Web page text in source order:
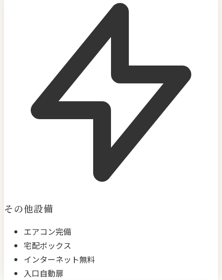
その他設備
エアコン完備
宅配ボックス
インターネット無料
入口自動扉